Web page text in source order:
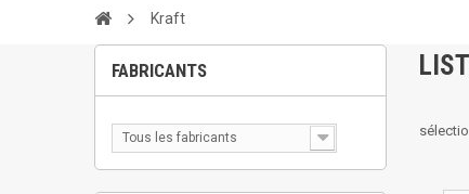
Kraft
FABRICANTS
Tous les fabricants